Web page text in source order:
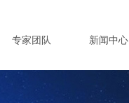
专家团队 新闻中心